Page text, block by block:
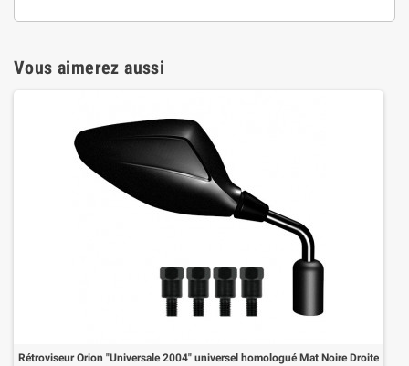
Vous aimerez aussi
Rétroviseur Orion "Universale 2004" universel homologué Mat Noire Droite